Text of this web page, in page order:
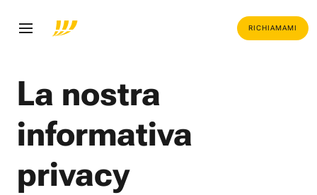
RICHIAMAMI
La nostra
informativa
privacy